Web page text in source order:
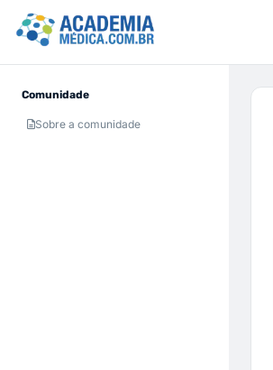
Comunidade
Sobre a comunidade